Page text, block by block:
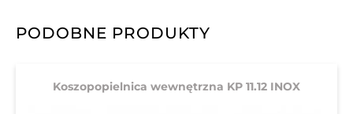
PODOBNE PRODUKTY
Koszopopielnica wewnętrzna KP 11.12 INOX